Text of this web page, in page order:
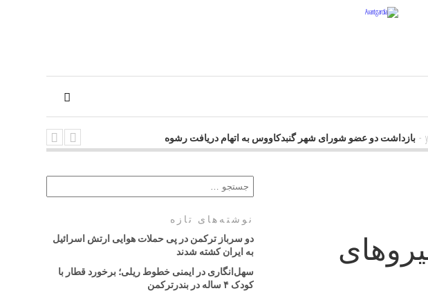
- بازداشت دو عضو شورای شهر گنبدکاووس به اتهام دریافت رشوه
نوشته‌های تازه
دو سرباز ترکمن در پی حملات هوایی ارتش اسرائیل
به ایران کشته شدند
سهل‌انگاری در ایمنی خطوط ریلی؛ برخورد قطار با
کودک ۴ ساله در بندرترکمن